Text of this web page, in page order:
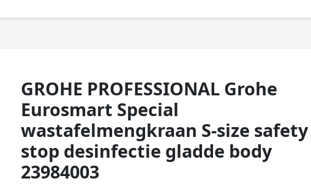
GROHE PROFESSIONAL Grohe
Eurosmart Special
wastafelmengkraan S-size safety
stop desinfectie gladde body
23984003